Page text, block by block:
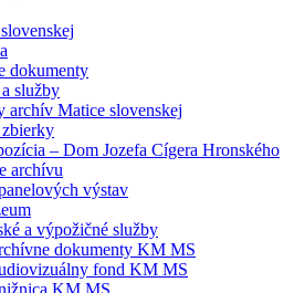
dokumenty
služby
archív Matice slovenskej
– Dom Jozefa Cígera Hronského
archívu
výstav
a výpožičné služby
dokumenty KM MS
fond KM MS
KM MS